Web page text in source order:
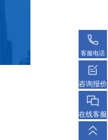
客服电话
咨询报价
在线客服